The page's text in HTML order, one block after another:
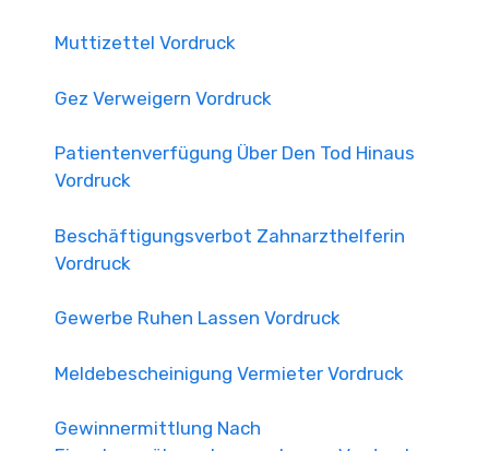
Muttizettel Vordruck
Gez Verweigern Vordruck
Patientenverfügung Über Den Tod Hinaus
Vordruck
Beschäftigungsverbot Zahnarzthelferin
Vordruck
Gewerbe Ruhen Lassen Vordruck
Meldebescheinigung Vermieter Vordruck
Gewinnermittlung Nach